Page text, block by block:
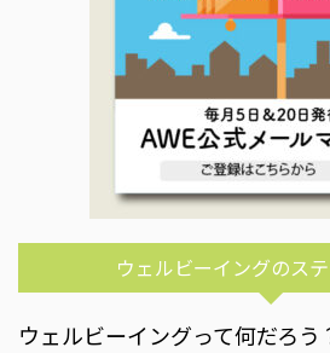
ウェルビーイングのス
ウェルビーイングって何だろう